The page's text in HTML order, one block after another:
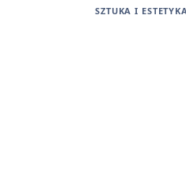
SZTUKA I